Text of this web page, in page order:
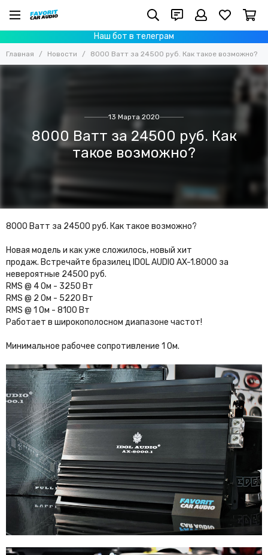
Наш бот в телеграм
Главная Новости 8000 Ватт за 24500 руб. Как такое возможно?
13 Марта 2020
8000 Ватт за 24500 руб. Как
такое возможно?
8000 Ватт за 24500 руб. Как такое возможно?
Новая модель и как уже сложилось, новый хит
продаж. Встречайте бразилец IDOL AUDIO AX-1.8000 за
невероятные 24500 руб.
RMS @ 4 Ом - 3250 Вт
RMS @ 2 Ом - 5220 Вт
RMS @ 1 Ом - 8100 Вт
Работает в широкополосном диапазоне частот!
Минимальное рабочее сопротивление 1 Ом.